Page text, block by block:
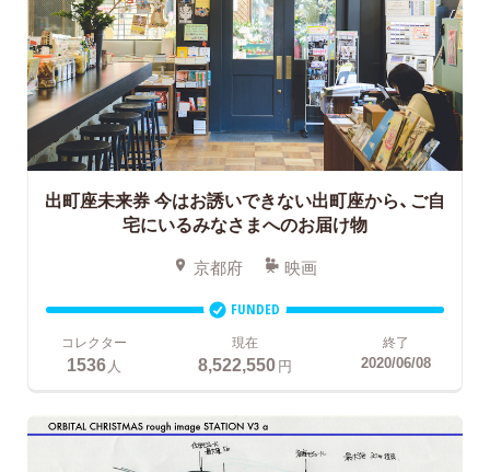
出町座未来券今はお誘いできない出町座から、ご自
宅にいるみなさまへのお届け物
京都府 映画
FUNDED
コレクター
1536 人
現在
8,522,550円
終了
2020/06/08